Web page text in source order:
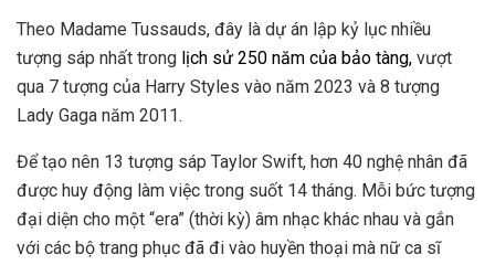
Theo Madame Tussauds, đây là dự án lập kỷ lục nhiều
tượng sáp nhất trong lịch sử 250 năm của bảo tàng, vượt
qua 7 tượng của Harry Styles vào năm 2023 và 8 tượng
Lady Gaga năm 2011.
Để tạo nên 13 tượng sáp Taylor Swift, hơn 40 nghệ nhân đã
được huy động làm việc trong suốt 14 tháng. Mỗi bức tượng
đại diện cho một “era” (thời kỳ) âm nhạc khác nhau và gắn
với các bộ trang phục đã đi vào huyền thoại mà nữ ca sĩ